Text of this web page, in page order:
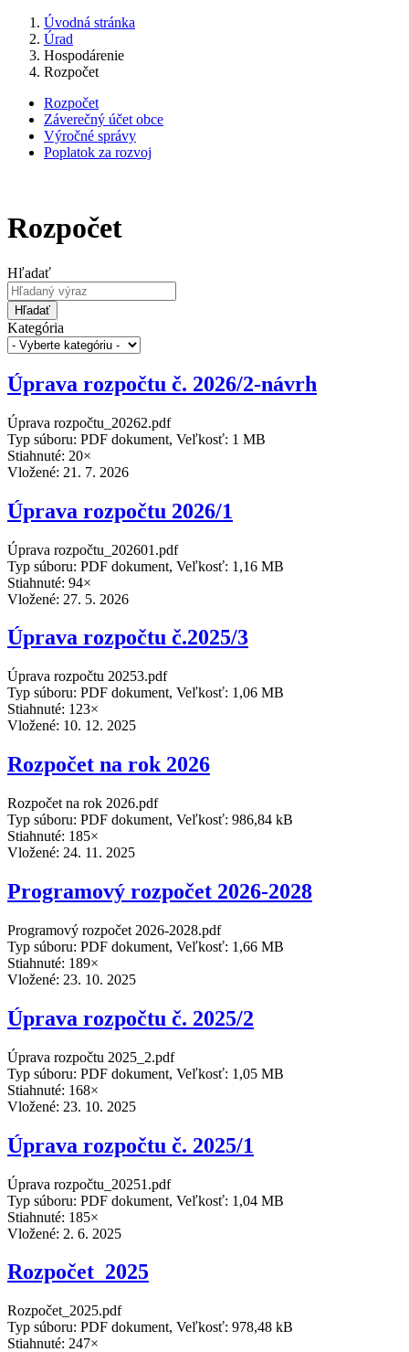
Úvodná stránka
Úrad
Hospodárenie
Rozpočet
Rozpočet
Záverečný účet obce
Výročné správy
Poplatok za rozvoj
Rozpočet
Hľadať
Hľadať
Kategória
Úprava rozpočtu č. 2026/2-návrh
Úprava rozpočtu_20262.pdf
Typ súboru: PDF dokument, Veľkosť: 1 MB
Stiahnuté: 20×
Vložené: 21. 7. 2026
Úprava rozpočtu 2026/1
Úprava rozpočtu_202601.pdf
Typ súboru: PDF dokument, Veľkosť: 1,16 MB
Stiahnuté: 94×
Vložené: 27. 5. 2026
Úprava rozpočtu č.2025/3
Úprava rozpočtu 20253.pdf
Typ súboru: PDF dokument, Veľkosť: 1,06 MB
Stiahnuté: 123×
Vložené: 10. 12. 2025
Rozpočet na rok 2026
Rozpočet na rok 2026.pdf
Typ súboru: PDF dokument, Veľkosť: 986,84 kB
Stiahnuté: 185×
Vložené: 24. 11. 2025
Programový rozpočet 2026-2028
Programový rozpočet 2026-2028.pdf
Typ súboru: PDF dokument, Veľkosť: 1,66 MB
Stiahnuté: 189×
Vložené: 23. 10. 2025
Úprava rozpočtu č. 2025/2
Úprava rozpočtu 2025_2.pdf
Typ súboru: PDF dokument, Veľkosť: 1,05 MB
Stiahnuté: 168×
Vložené: 23. 10. 2025
Úprava rozpočtu č. 2025/1
Úprava rozpočtu_20251.pdf
Typ súboru: PDF dokument, Veľkosť: 1,04 MB
Stiahnuté: 185×
Vložené: 2. 6. 2025
Rozpočet_2025
Rozpočet_2025.pdf
Typ súboru: PDF dokument, Veľkosť: 978,48 kB
Stiahnuté: 247×